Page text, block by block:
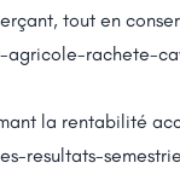
tout en
rachete-
la rentabilité